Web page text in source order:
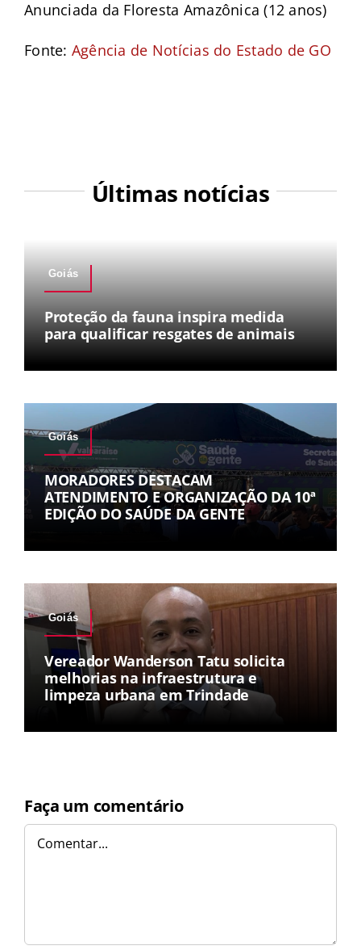
Anunciada da Floresta Amazônica (12 anos)
Fonte: Agência de Notícias do Estado de GO
Últimas notícias
Goiás
Proteção da fauna inspira medida
para qualificar resgates de animais
Goiás
MORADORES DESTACAM
ATENDIMENTO E ORGANIZAÇÃO DA 10ª
EDIÇÃO DO SAÚDE DA GENTE
Goiás
Vereador Wanderson Tatu solicita
melhorias na infraestrutura e
limpeza urbana em Trindade
Faça um comentário
Comentar